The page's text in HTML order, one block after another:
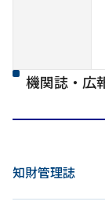
機関誌・広
知財管理誌